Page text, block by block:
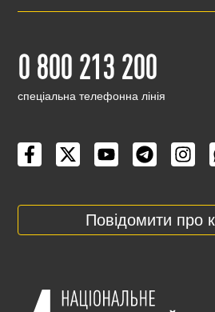
0 800 213 200
cпеціальна телефонна лінія
Повідомити про